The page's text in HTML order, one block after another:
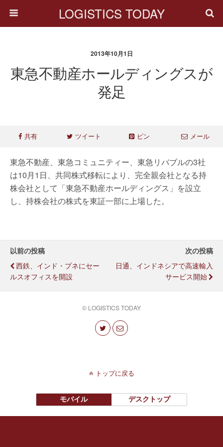
LOGISTICS TODAY
2013年10月1日
東急不動産ホールディングスが
発足
共有 ツイート ピン メール
東急不動産、東急コミュニティー、東急リバブルの3社
は10月1日、共同株式移転により、完全親会社となる持
株会社として「東急不動産ホールディングス」を設立
し、持株会社の株式を東証一部に上場した。
以前の投稿
西鉄、インド・プネにセー
ルスオフィスを開設
次の投稿
日通、インドネシアで高速輸入
サービス開始
© LOGISTICS TODAY
トップに戻る
モバイル デスクトップ